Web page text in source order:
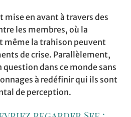
en avant à travers des
les membres, où la
même la trahison peuvent
de crise. Parallèlement,
question dans ce monde sans
à redéfinir qui ils sont
de perception.